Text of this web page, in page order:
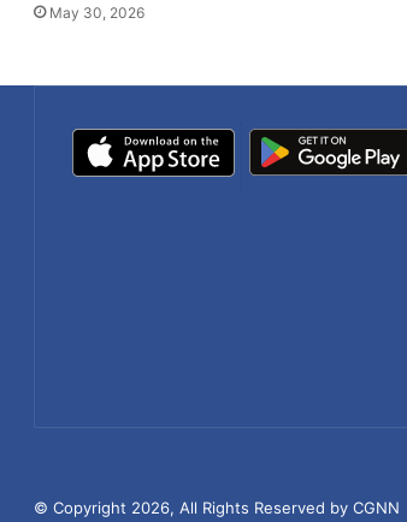
May 30, 2026
© Copyright 2026, All Rights Reserved by CGNN